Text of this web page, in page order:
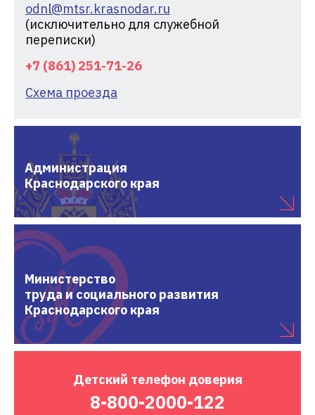
odnl@mtsr.krasnodar.ru
(исключительно для служебной
переписки)
+7 (861) 251-71-26
Схема проезда
Администрация
Краснодарского края
Министерство
труда и социального развития
Краснодарского края
Детский телефон доверия
8-800-2000-122